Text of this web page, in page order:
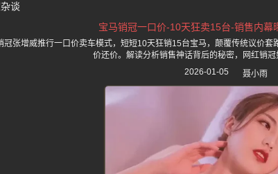
谈
宝马销冠一口价-10天狂卖15台-销售内幕
冠张增威推行一口价卖车模式，短短10天狂销15台宝马，颠覆传统议价
价还价。解读分析销售神话背后的秘密，网红销冠
2026-01-05
聂小雨